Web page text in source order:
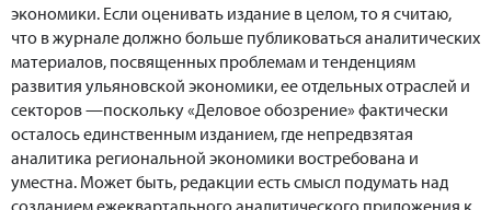
экономики. Если оценивать издание в целом, то я считаю,
что в журнале должно больше публиковаться аналитических
материалов, посвященных проблемам и тенденциям
развития ульяновской экономики, ее отдельных отраслей и
секторов —поскольку «Деловое обозрение» фактически
осталось единственным изданием, где непредвзятая
аналитика региональной экономики востребована и
уместна. Может быть, редакции есть смысл подумать над
созданием ежеквартального аналитического приложения к